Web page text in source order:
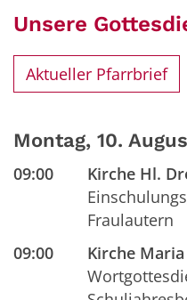
Unsere
Aktueller Pfarrbrief
Montag, 10.
09:00
Kirche Hl.
Fraulautern
09:00
Kirche